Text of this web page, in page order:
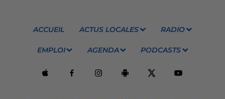
ACCUEIL ACTUS LOCALES RADIO
EMPLOI AGENDA PODCASTS